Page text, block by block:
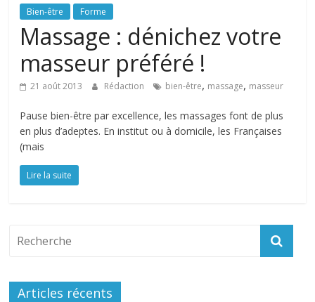
de
toute
famille
Bien-être Forme
Massage : dénichez votre
masseur préféré !
21 août 2013 Rédaction bien-être, massage, masseur
Pause bien-être par excellence, les massages font de plus
en plus d’adeptes. En institut ou à domicile, les Françaises
(mais
Lire la suite
Articles récents